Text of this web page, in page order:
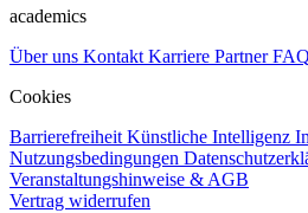
academics
Über uns Kontakt Karriere PartnerFAQ
Cookies
Barrierefreiheit Künstliche Intelligenz
Nutzungsbedingungen
Veranstaltungshinweise & AGB
Vertrag widerrufen